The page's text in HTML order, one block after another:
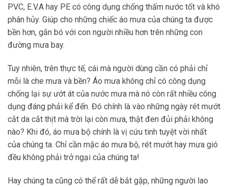
PVC, E.V.A hay PE có công dụng chống thấm nước tốt và khó
phân hủy. Giúp cho những chiếc áo mưa của chúng ta được
bền hơn, gắn bó với con người nhiều hơn trên những con
đường mưa bay.
Tuy nhiên, trên thực tế, cái mà người dùng cần có phải chỉ
mỗi là che mưa và bền? Áo mưa không chỉ có công dụng
chống lại sự ướt át của nước mưa mà nó còn rất nhiều công
dụng đáng phải kể đến. Đó chính là vào những ngày rét mướt
cắt da cắt thịt mà trời lại còn mưa, thật đen đủi phải không
nào? Khi đó, áo mưa bộ chính là vị cứu tinh tuyệt vời nhất
của chúng ta. Chỉ cần mặc áo mưa bộ, rét mướt hay mưa gió
đều không phải trở ngại của chúng ta!
Hay chúng ta cũng có thể rất dễ bắt gặp, những người lao